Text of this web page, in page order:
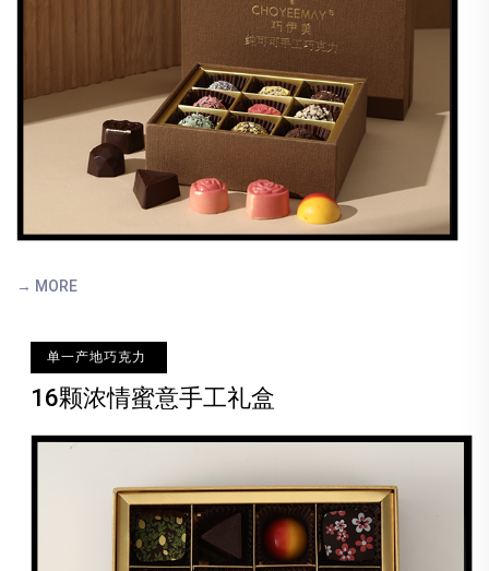
→ MORE
单一产地巧克力
16颗浓情蜜意手工礼盒